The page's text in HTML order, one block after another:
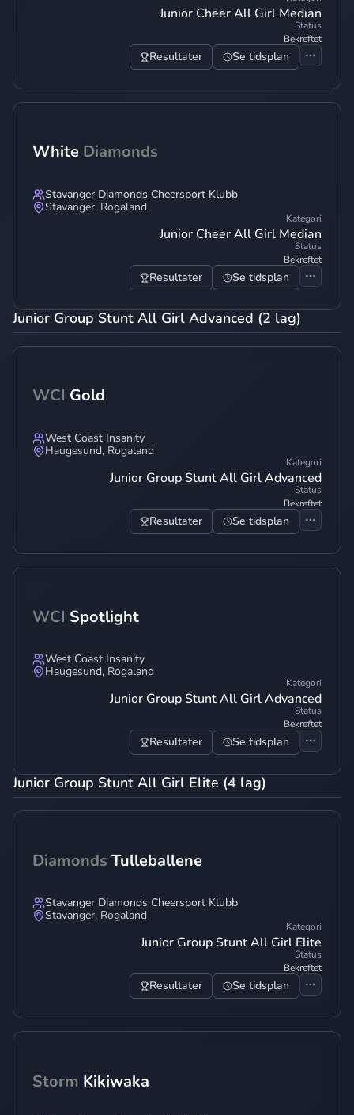
Junior Cheer All Girl Median
Status
Bekreftet
Resultater Se tidsplan
White Diamonds
Stavanger Diamonds Cheersport Klubb
Stavanger, Rogaland
Kategori
Junior Cheer All Girl Median
Status
Bekreftet
Resultater Se tidsplan
Junior Group Stunt All Girl Advanced (2 lag)
WCI Gold
West Coast Insanity
Haugesund, Rogaland
Kategori
Junior Group Stunt All Girl Advanced
Status
Bekreftet
Resultater Se tidsplan
WCI Spotlight
West Coast Insanity
Haugesund, Rogaland
Kategori
Junior Group Stunt All Girl Advanced
Status
Bekreftet
Resultater Se tidsplan
Junior Group Stunt All Girl Elite (4 lag)
Diamonds Tulleballene
Stavanger Diamonds Cheersport Klubb
Stavanger, Rogaland
Kategori
Junior Group Stunt All Girl Elite
Status
Bekreftet
Resultater Se tidsplan
Storm Kikiwaka